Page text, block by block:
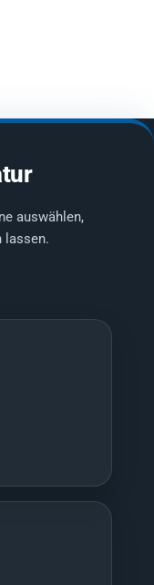
auswählen,
lassen.